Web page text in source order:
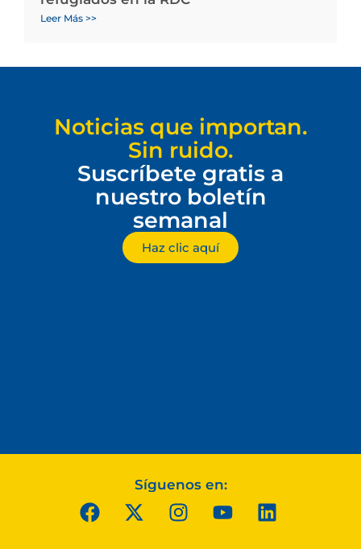
Leer Más >>
Noticias que importan.
Sin ruido.
Suscríbete gratis a
nuestro boletín
semanal
Haz clic aquí
Síguenos en: